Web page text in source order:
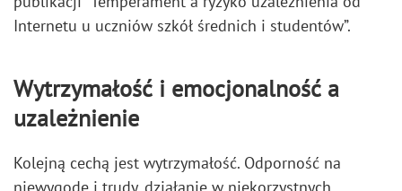
Internetu u uczniów szkół średnich i studentów”.
Wytrzymałość i emocjonalność a
uzależnienie
Kolejną cechą jest wytrzymałość. Odporność na